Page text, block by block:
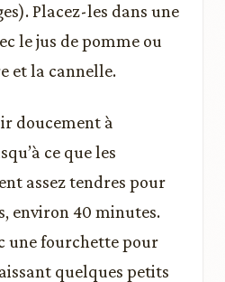
Placez-les dans une
le jus de pomme ou
et la cannelle.
doucement à
ce que les
assez tendres pour
environ 40 minutes.
une fourchette pour
quelques petits